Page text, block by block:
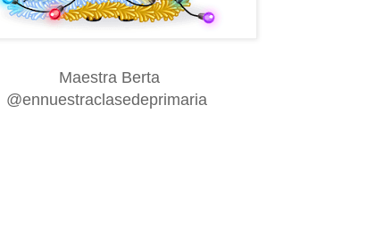
Maestra Berta
@ennuestraclasedeprimaria